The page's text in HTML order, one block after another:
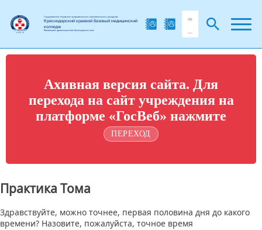
Государственное бюджетное профессиональное образовательное учреждение
Краснодарский краевой базовый медицинский
колледж
Министерства здравоохранения Краснодарского края
Ахивная версия сайта. Для
перехода на сайт учреждения на
платформе «ГосВеб» нажмите
ПЕРЕХОД
Практика Тома
Здравствуйте, можно точнее, первая половина дня до какого
времени? Назовите, пожалуйста, точное время